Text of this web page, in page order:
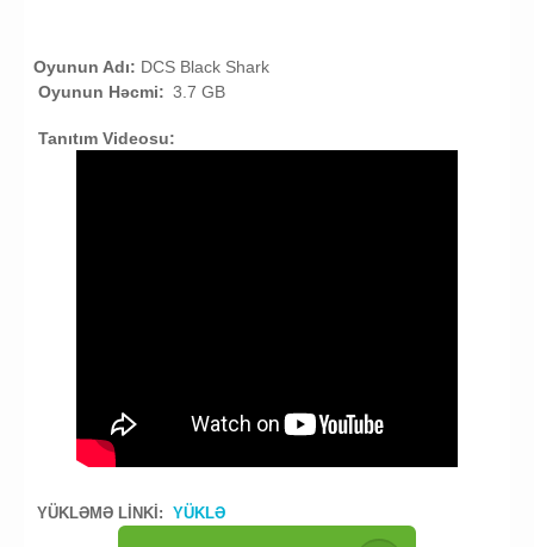
Oyunun Adı: DCS Black Shark
Oyunun Həcmi: 3.7 GB
Tanıtım Videosu:
YÜKLƏMƏ LİNKİ: YÜKLƏ